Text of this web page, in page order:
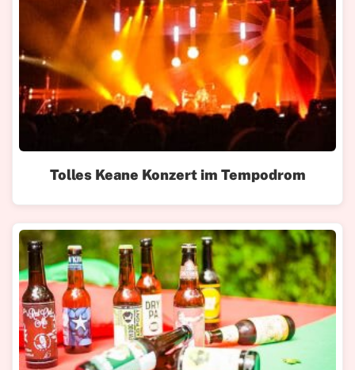
Tolles Keane Konzert im Tempodrom